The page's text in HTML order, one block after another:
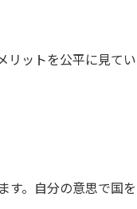
リットを公平に見てい
す。自分の意思で国を